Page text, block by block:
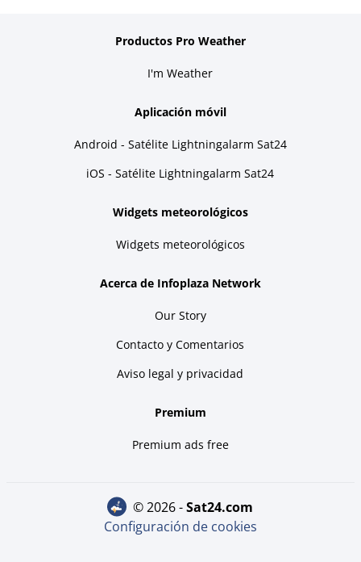
Productos Pro Weather
I'm Weather
Aplicación móvil
Android - Satélite Lightningalarm Sat24
iOS - Satélite Lightningalarm Sat24
Widgets meteorológicos
Widgets meteorológicos
Acerca de Infoplaza Network
Our Story
Contacto y Comentarios
Aviso legal y privacidad
Premium
Premium ads free
© 2026 - sat24.com
Configuración de cookies